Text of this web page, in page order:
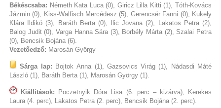
Békéscsaba: Németh Kata Luca (0), Giricz Lilla Kitti (1), Tóth-Kovács
Jázmin (0), Kiss-Walfisch Mercédesz (5), Gerencsér Fanni (0), Kukely
Klára Ildikó (3), Baráth Berta (0), Ilic Jovana (2), Lakatos Petra (2),
Balog Judit (0), Varga Hanna Sára (3), Borbély Márta (2), Szalai Petra
(0), Bencsik Bojána (6).
Vezetőedző: Marosán György
Sárga lap: Bojtok Anna (1), Gazsovics Virág (1), Nádasdi Máté
László (1), Baráth Berta (1), Marosán György (1).
Kiállítások:
Poczetnyik Dóra Lisa (6. perc – kizárva), Kerekes
Laura (4. perc), Lakatos Petra (2. perc), Bencsik Bojána (2. perc).